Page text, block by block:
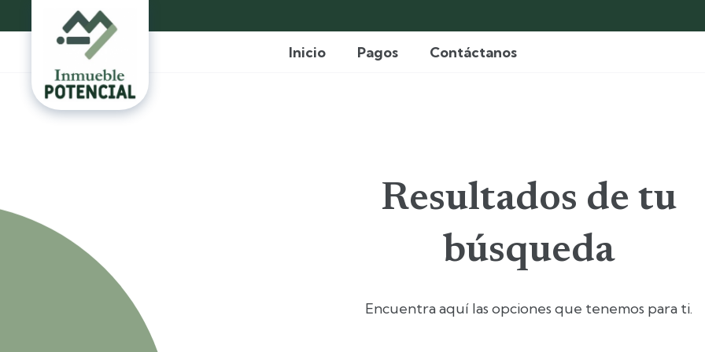
Inicio Pagos Contáctanos
Resultados de tu
búsqueda
Encuentra aquí las opciones que tenemos para ti.